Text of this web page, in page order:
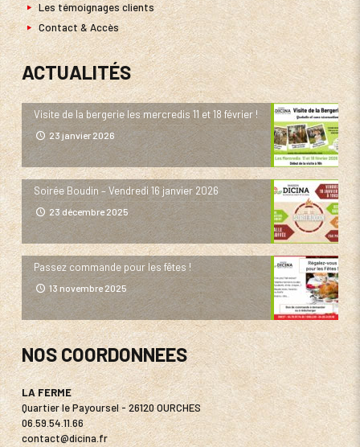
Les témoignages clients
Contact & Accès
ACTUALITÉS
Visite de la bergerie les mercredis 11 et 18 février !
23 janvier 2026
Soirée Boudin – Vendredi 16 janvier 2026
23 décembre 2025
Passez commande pour les fêtes !
13 novembre 2025
NOS COORDONNEES
LA FERME
Quartier le Payoursel - 26120 OURCHES
06.59.54.11.66
contact@dicina.fr